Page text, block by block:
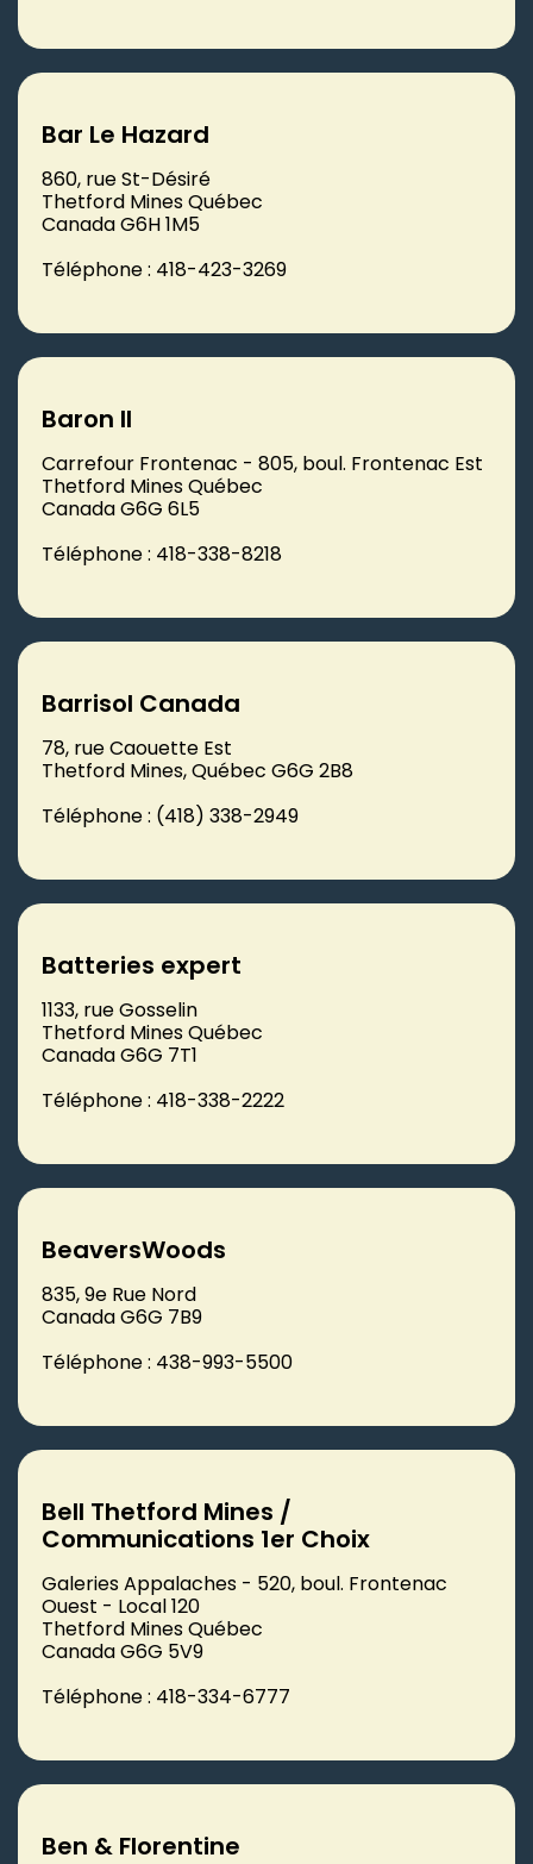
Bar Le Hazard
860, rue St-Désiré
Thetford Mines Québec
Canada G6H 1M5
Téléphone : 418-423-3269
Baron II
Carrefour Frontenac - 805, boul. Frontenac Est
Thetford Mines Québec
Canada G6G 6L5
Téléphone : 418-338-8218
Barrisol Canada
78, rue Caouette Est
Thetford Mines, Québec G6G 2B8
Téléphone : (418) 338-2949
Batteries expert
1133, rue Gosselin
Thetford Mines Québec
Canada G6G 7T1
Téléphone : 418-338-2222
BeaversWoods
835, 9e Rue Nord
Canada G6G 7B9
Téléphone : 438-993-5500
Bell Thetford Mines /
Communications 1er Choix
Galeries Appalaches - 520, boul. Frontenac
Ouest - Local 120
Thetford Mines Québec
Canada G6G 5V9
Téléphone : 418-334-6777
Ben & Florentine